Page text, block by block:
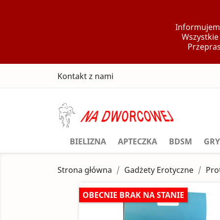
Kontakt z nami
BIELIZNA APTECZKA BDSM GRY
Strona główna Gadżety Erotyczne
OBECNIE BRAK NA STANIE